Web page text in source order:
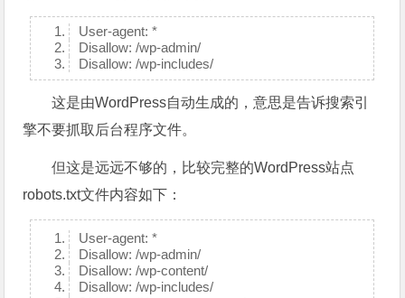
User-agent: *
Disallow: /wp-admin/
Disallow: /wp-includes/
这是由WordPress自动生成的，意思是告诉搜索引
擎不要抓取后台程序文件。
但这是远远不够的，比较完整的WordPress站点
robots.txt文件内容如下：
User-agent: *
Disallow: /wp-admin/
Disallow: /wp-content/
Disallow: /wp-includes/